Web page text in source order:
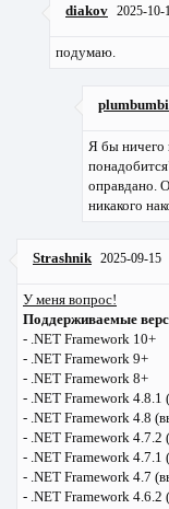
diakov 2025-10-
подумаю.
Я бы ничего
оправдано.
никакого
Strashnik 2025-09-15
У меня вопрос!
Поддерживаемые
- .NET Framework 10+
- .NET Framework 9+
- .NET Framework 8+
- .NET Framework 4.8.1
- .NET Framework 4.8
- .NET Framework 4.7.2
- .NET Framework 4.7.1
- .NET Framework 4.7
- .NET Framework 4.6.2